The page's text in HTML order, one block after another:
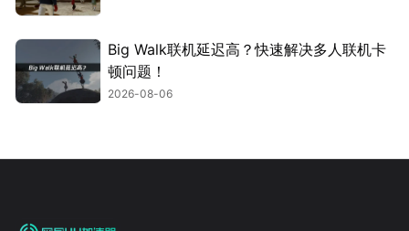
Big Walk联机延迟高？快速解决多人联机卡
顿问题！
2026-08-06